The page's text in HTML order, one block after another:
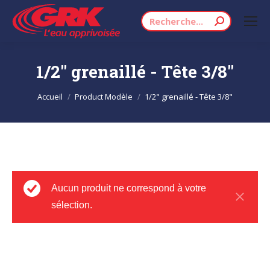
Recherche
1/2" grenaillé - Tête 3/8"
Vous êtes ici :
Accueil Product Modèle 1/2" grenaillé - Tête 3/8"
Aucun produit ne correspond à votre
sélection.